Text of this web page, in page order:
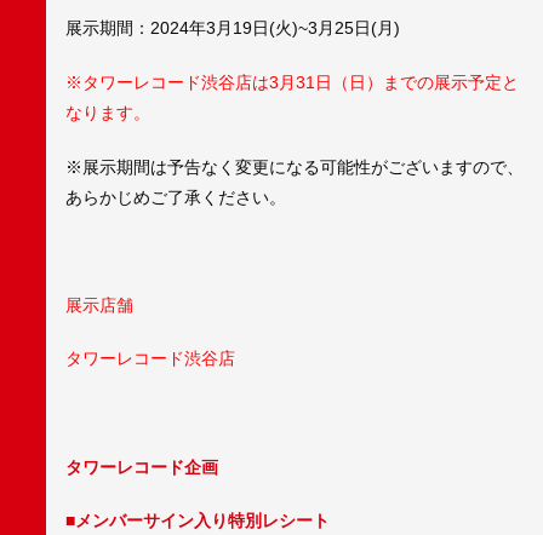
展示期間：2024年3月19日(火)~3月25日(月)
※タワーレコード渋谷店は3月31日（日）までの展示予定と
なります。
※展示期間は予告なく変更になる可能性がございますので、
あらかじめご了承ください。
展示店舗
タワーレコード渋谷店
タワーレコード企画
■メンバーサイン入り特別レシート